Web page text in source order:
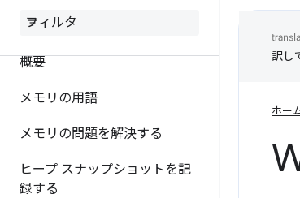
メモリ
概要
メモリの用語
メモリの問題を解決する
ヒープ スナップショットを記
録する
訳し
ホー